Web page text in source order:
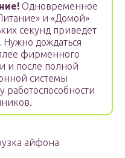
Одновременное
и «Домой»
секунд приведет
дождаться
фирменного
и после полной
системы
работоспособности
айфона